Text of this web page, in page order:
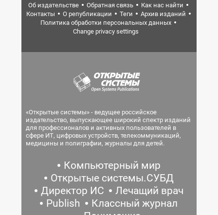
Об издательстве Обратная связь
Как нас найти
Контакты
О републикации Теги
Архив изданий
Политика обработки персональных данных
Change privacy settings
«Открытые системы» - ведущее российское
издательство, выпускающее широкий спектр изданий
для профессионалов и активных пользователей в
сфере ИТ, цифровых устройств, телекоммуникаций,
медицины и полиграфии, журналы для детей.
Компьютерный мир
Открытые системы.СУБД
Директор ИС
Лечащий врач
Publish
Классный журнал